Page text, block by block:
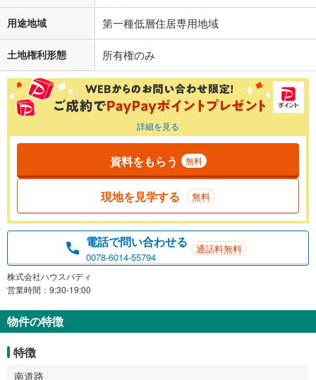
用途地域 第一種低層住居専用地域
土地権利形態 所有権のみ
詳細を見る
資料をもらう 無料
現地を見学する 無料
電話で問い合わせる
0078-6014-55794
通話料無料
株式会社ハウスバディ
営業時間：9:30-19:00
物件の特徴
特徴
南道路